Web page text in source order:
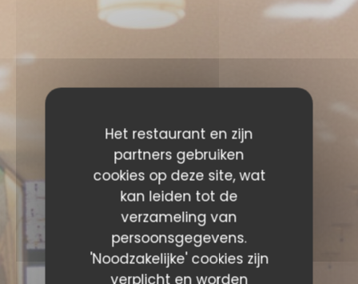
Het restaurant en zijn
partners gebruiken
cookies op deze site, wat
kan leiden tot de
verzameling van
persoonsgegevens.
'Noodzakelijke' cookies zijn
verplicht en worden